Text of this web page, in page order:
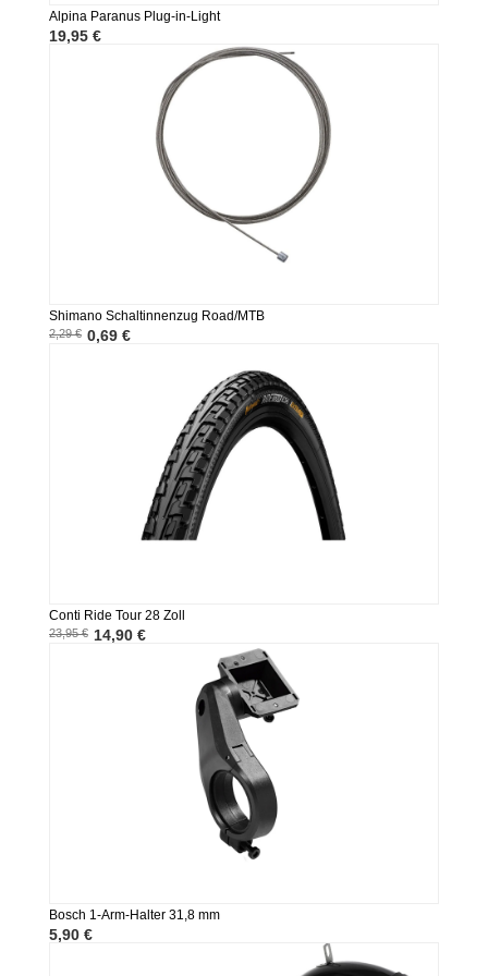
Alpina Paranus Plug-in-Light
19,95 €
Shimano Schaltinnenzug Road/MTB
2,29 € 0,69 €
Conti Ride Tour 28 Zoll
23,95 € 14,90 €
Bosch 1-Arm-Halter 31,8 mm
5,90 €